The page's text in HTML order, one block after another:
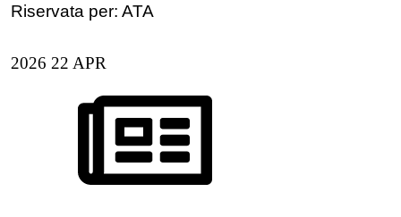
Riservata per: ATA
2026 22 APR